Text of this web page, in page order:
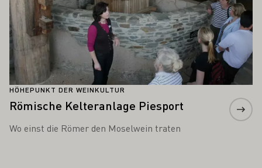
HÖHEPUNKT DER WEINKULTUR
Römische Kelteranlage Piesport
Wo einst die Römer den Moselwein traten